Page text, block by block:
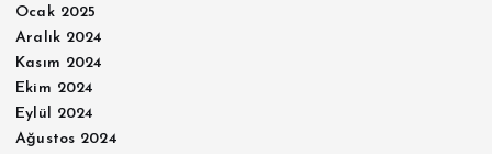
Ocak 2025
Aralık 2024
Kasım 2024
Ekim 2024
Eylül 2024
Ağustos 2024